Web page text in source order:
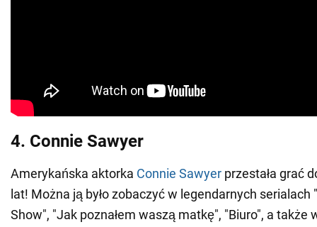
4. Connie Sawyer
Amerykańska aktorka Connie Sawyer przestała grać
lat! Można ją było zobaczyć w legendarnych serialach
Show", "Jak poznałem waszą matkę", "Biuro", a także